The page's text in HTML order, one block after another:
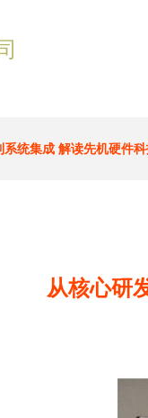
系统集成 解读先机硬件
从核心研